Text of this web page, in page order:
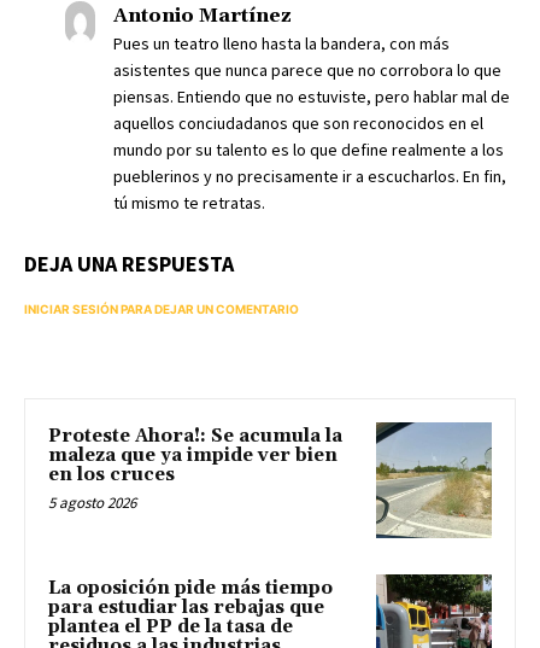
Antonio Martínez
Pues un teatro lleno hasta la bandera, con más
asistentes que nunca parece que no corrobora lo que
piensas. Entiendo que no estuviste, pero hablar mal de
aquellos conciudadanos que son reconocidos en el
mundo por su talento es lo que define realmente a los
pueblerinos y no precisamente ir a escucharlos. En fin,
tú mismo te retratas.
DEJA UNA RESPUESTA
INICIAR SESIÓN PARA DEJAR UN COMENTARIO
Proteste Ahora!: Se acumula la
maleza que ya impide ver bien
en los cruces
5 agosto 2026
La oposición pide más tiempo
para estudiar las rebajas que
plantea el PP de la tasa de